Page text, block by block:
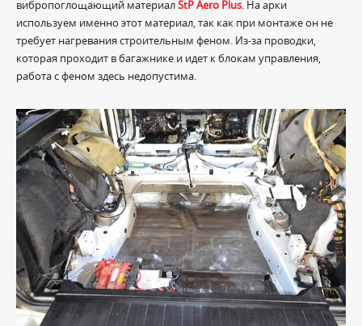
вибропоглощающий материалStP Aero Plus. На арки
используем именно этот материал, так как при монтаже он не
требует нагревания строительным феном. Из-за проводки,
которая проходит в багажнике и идет к блокам управления,
работа с феном здесь недопустима.